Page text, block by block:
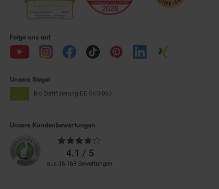
Folge uns auf
Unsere Siegel
Bio Zertifizierung DE-ÖKO-060
Unsere Kundenbewertungen
Durchschnittliche
4.1 / 5
aus 36.168 Bewertungen